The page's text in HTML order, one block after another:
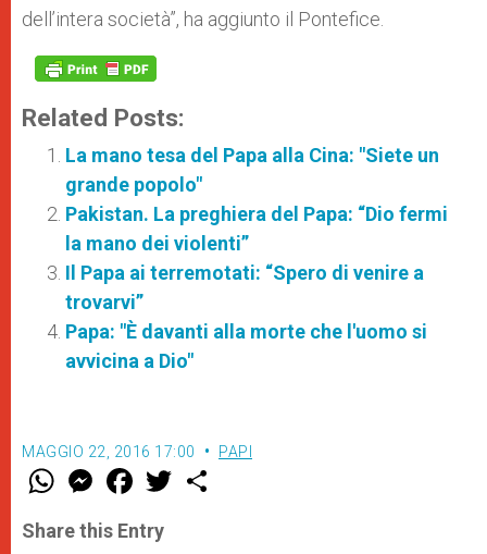
dell’intera società”, ha aggiunto il Pontefice.
Related Posts:
La mano tesa del Papa alla Cina: "Siete un
grande popolo"
Pakistan. La preghiera del Papa: “Dio fermi
la mano dei violenti”
Il Papa ai terremotati: “Spero di venire a
trovarvi”
Papa: "È davanti alla morte che l'uomo si
avvicina a Dio"
MAGGIO 22, 2016 17:00 PAPI
W
t
s
M
e
s
e
F
a
e
b
w
Share this Entry